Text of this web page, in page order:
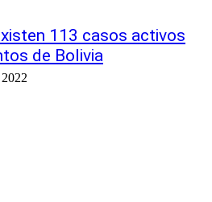
113 casos activos
de Bolivia